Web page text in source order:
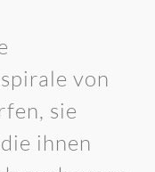
von
sie
ihnen